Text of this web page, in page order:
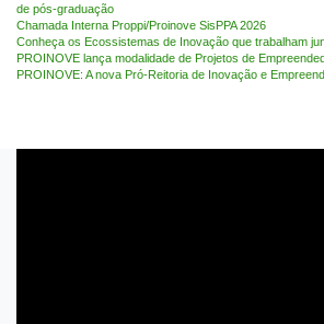
de pós-graduação
Chamada Interna Proppi/Proinove SisPPA 2026
Conheça os Ecossistemas de Inovação que trabalham
PROINOVE lança modalidade de Projetos de
PROINOVE: A nova Pró-Reitoria de Inovação e